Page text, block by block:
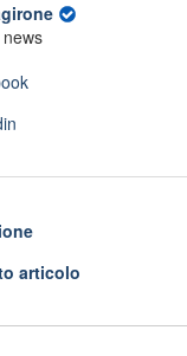
articolo